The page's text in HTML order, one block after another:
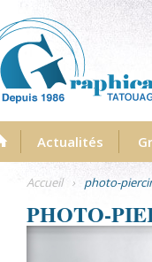
Actualités
Accueil › photo-
PHOTO-